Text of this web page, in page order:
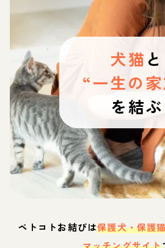
犬猫 と
“一生の
を結ぶ
ペトコトお結びは保護犬・保護
マッチングサイト